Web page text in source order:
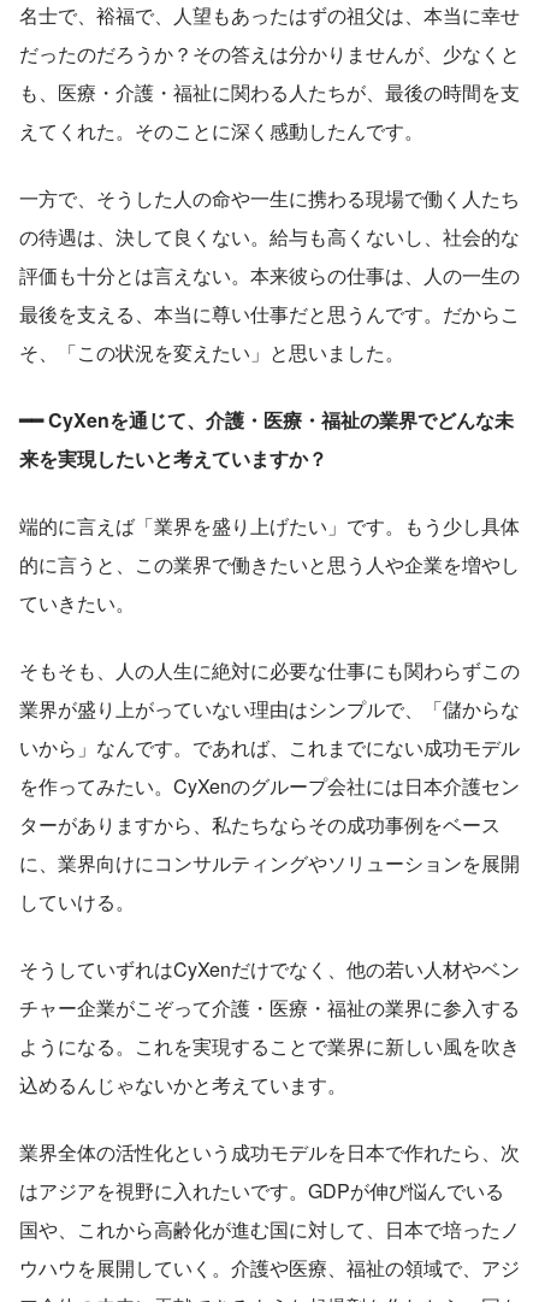
名士で、裕福で、人望もあったはずの祖父は、本当に幸せ
だったのだろうか？その答えは分かりませんが、少なくと
も、医療・介護・福祉に関わる人たちが、最後の時間を支
えてくれた。そのことに深く感動したんです。
一方で、そうした人の命や一生に携わる現場で働く人たち
の待遇は、決して良くない。給与も高くないし、社会的な
評価も十分とは言えない。本来彼らの仕事は、人の一生の
最後を支える、本当に尊い仕事だと思うんです。だからこ
そ、「この状況を変えたい」と思いました。
━━ CyXenを通じて、介護・医療・福祉の業界でどんな未
来を実現したいと考えていますか？
端的に言えば「業界を盛り上げたい」です。もう少し具体
的に言うと、この業界で働きたいと思う人や企業を増やし
ていきたい。
そもそも、人の人生に絶対に必要な仕事にも関わらずこの
業界が盛り上がっていない理由はシンプルで、「儲からな
いから」なんです。であれば、これまでにない成功モデル
を作ってみたい。CyXenのグループ会社には日本介護セン
ターがありますから、私たちならその成功事例をベース
に、業界向けにコンサルティングやソリューションを展開
していける。
そうしていずれはCyXenだけでなく、他の若い人材やベン
チャー企業がこぞって介護・医療・福祉の業界に参入する
ようになる。これを実現することで業界に新しい風を吹き
込めるんじゃないかと考えています。
業界全体の活性化という成功モデルを日本で作れたら、次
はアジアを視野に入れたいです。GDPが伸び悩んでいる
国や、これから高齢化が進む国に対して、日本で培ったノ
ウハウを展開していく。介護や医療、福祉の領域で、アジ